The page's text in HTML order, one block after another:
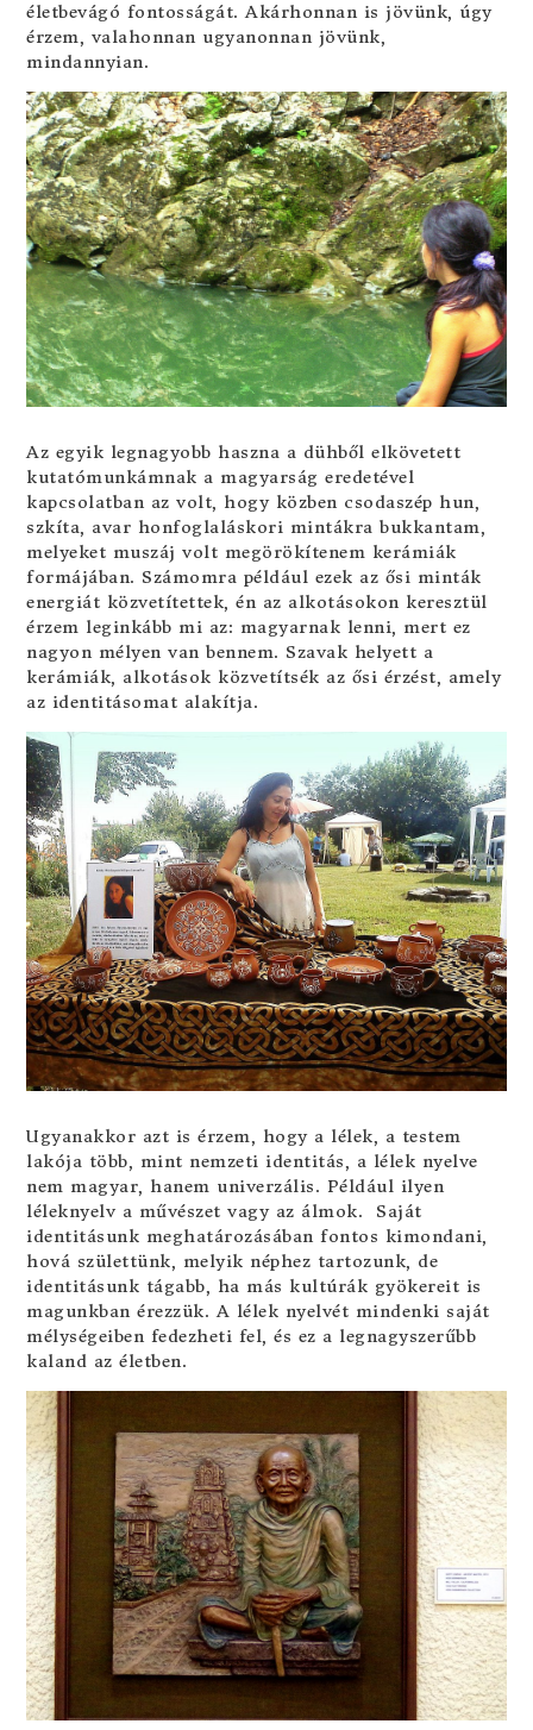
életbevágó fontosságát. Akárhonnan is jövünk, úgy
érzem, valahonnan ugyanonnan jövünk,
mindannyian.
Az egyik legnagyobb haszna a dühből elkövetett
kutatómunkámnak a magyarság eredetével
kapcsolatban az volt, hogy közben csodaszép hun,
szkíta, avar honfoglaláskori mintákra bukkantam,
melyeket muszáj volt megörökítenem kerámiák
formájában. Számomra például ezek az ősi minták
energiát közvetítettek, én az alkotásokon keresztül
érzem leginkább mi az: magyarnak lenni, mert ez
nagyon mélyen van bennem. Szavak helyett a
kerámiák, alkotások közvetítsék az ősi érzést, amely
az identitásomat alakítja.
Ugyanakkor azt is érzem, hogy a lélek, a testem
lakója több, mint nemzeti identitás, a lélek nyelve
nem magyar, hanem univerzális. Például ilyen
léleknyelv a művészet vagy az álmok. Saját
identitásunk meghatározásában fontos kimondani,
hová születtünk, melyik néphez tartozunk, de
identitásunk tágabb, ha más kultúrák gyökereit is
magunkban érezzük. A lélek nyelvét mindenki saját
mélységeiben fedezheti fel, és ez a legnagyszerűbb
kaland az életben.